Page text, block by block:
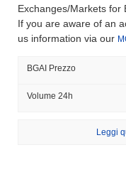
Exchanges/Markets for
If you are aware of an
us information via our
BGAI Prezzo
Volume 24h
Leggi